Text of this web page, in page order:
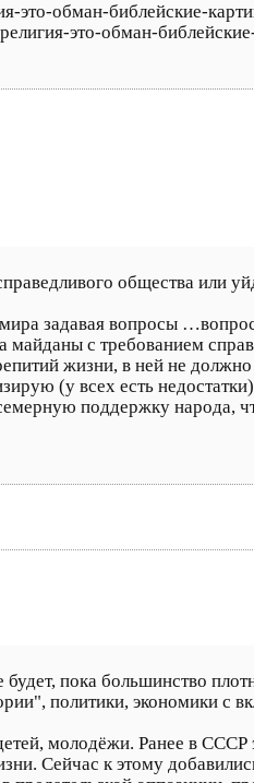
это-обман-библейские-
это-обман-
общества или
задавая вопросы
майданы с требованием
жизни, в ней не
(у всех есть
поддержку народа,
пока большинство
политики, экономики с
молодёжи. Ранее в СССР
Сейчас к этому